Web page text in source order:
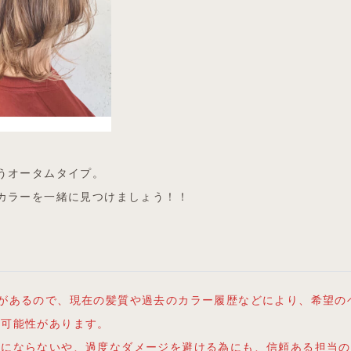
ータムタイプ。
ラーを一緒に見つけましょう！！
あるので、現在の髪質や過去のカラー履歴などにより、希望の
能性があります。
ならないや、過度なダメージを避ける為にも、信頼ある担当